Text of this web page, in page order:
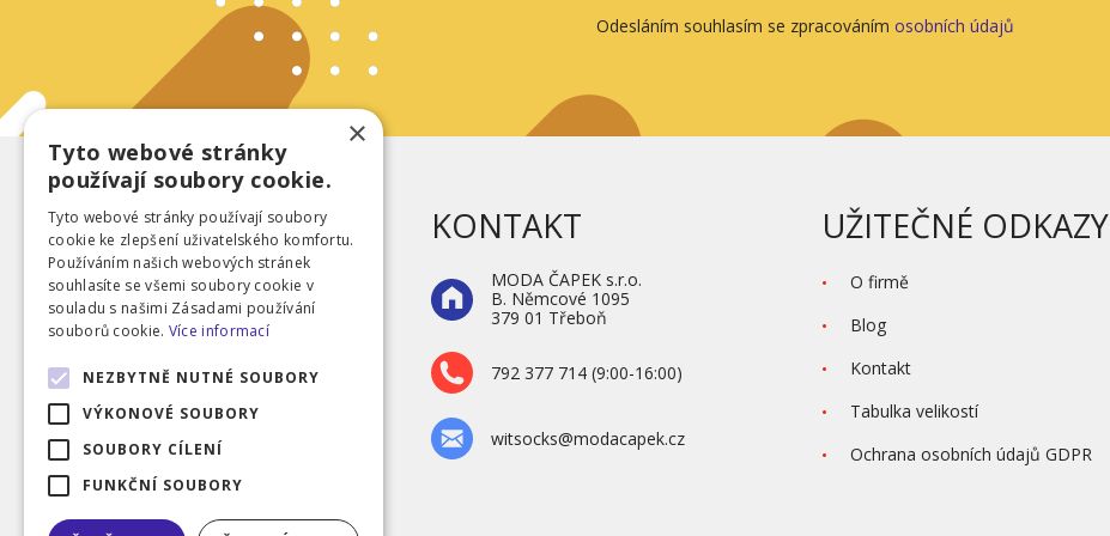
Odesláním souhlasím se zpracováním osobních údajů
KONTAKT
MODA ČAPEK s.r.o.
B. Němcové 1095
379 01 Třeboň
792 377 714 (9:00-16:00)
witsocks@modacapek.cz
UŽITEČNÉ ODKAZY
O firmě
Blog
Kontakt
Tabulka velikostí
Ochrana osobních údajů GDPR
×
Tyto webové stránky
používají soubory cookie.
Tyto webové stránky používají soubory
cookie ke zlepšení uživatelského komfortu.
Používáním našich webových stránek
souhlasíte se všemi soubory cookie v
souladu s našimi Zásadami používání
souborů cookie. Více informací
NEZBYTNĚ NUTNÉ SOUBORY
VÝKONOVÉ SOUBORY
SOUBORY CÍLENÍ
FUNKČNÍ SOUBORY